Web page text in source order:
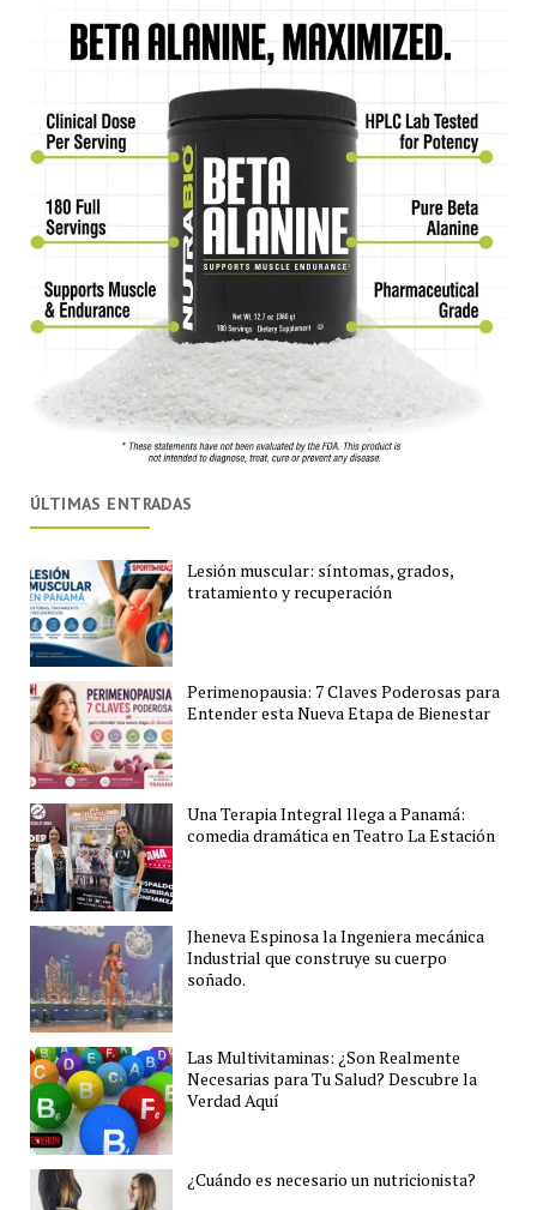
ÚLTIMAS ENTRADAS
Lesión muscular: síntomas, grados,
tratamiento y recuperación
Perimenopausia: 7 Claves Poderosas para
Entender esta Nueva Etapa de Bienestar
Una Terapia Integral llega a Panamá:
comedia dramática en Teatro La Estación
Jheneva Espinosa la Ingeniera mecánica
Industrial que construye su cuerpo
soñado.
Las Multivitaminas: ¿Son Realmente
Necesarias para Tu Salud? Descubre la
Verdad Aquí
¿Cuándo es necesario un nutricionista?